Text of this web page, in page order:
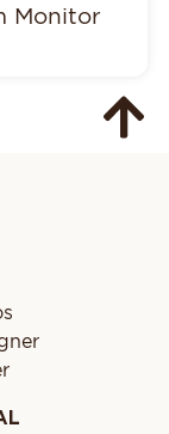
Monitor